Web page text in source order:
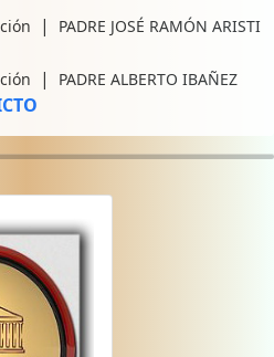
|
PADRE JOSÉ RAMÓN ARISTI
|
PADRE ALBERTO IBAÑEZ